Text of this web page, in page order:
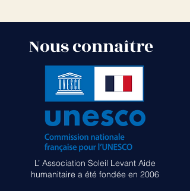
Nous connaître
L’ Association Soleil Levant Aide
humanitaire a été fondée en 2006